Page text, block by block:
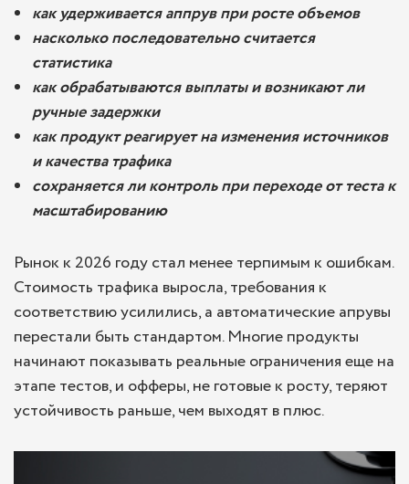
как удерживается аппрув при росте объемов
насколько последовательно считается
статистика
как обрабатываются выплаты и возникают ли
ручные задержки
как продукт реагирует на изменения источников
и качества трафика
сохраняется ли контроль при переходе от теста к
масштабированию
Рынок к 2026 году стал менее терпимым к ошибкам.
Стоимость трафика выросла, требования к
соответствию усилились, а автоматические апрувы
перестали быть стандартом. Многие продукты
начинают показывать реальные ограничения еще на
этапе тестов, и офферы, не готовые к росту, теряют
устойчивость раньше, чем выходят в плюс.